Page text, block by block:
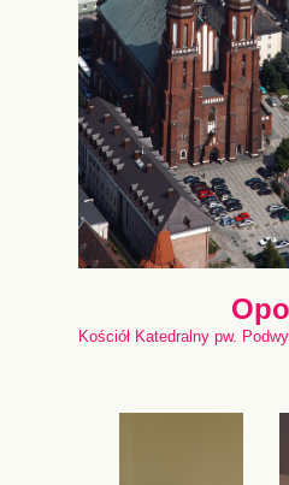
Kościół Katedralny pw.